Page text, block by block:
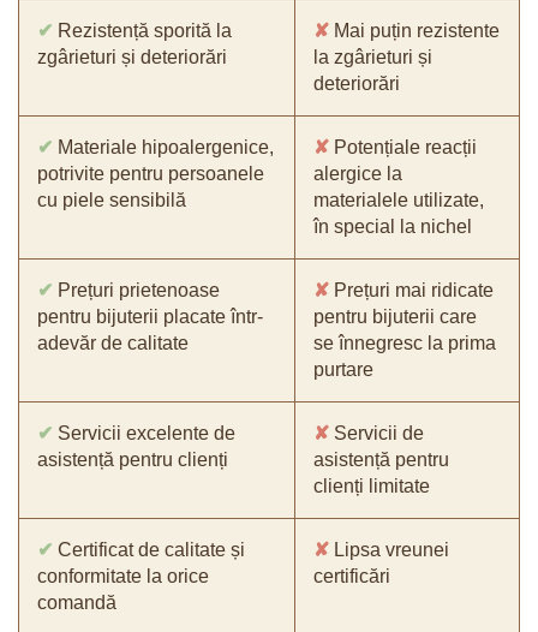
✔ Rezistență sporită la
zgârieturi și deteriorări
✘ Mai puțin rezistente
la zgârieturi și
deteriorări
✔ Materiale hipoalergenice,
potrivite pentru persoanele
cu piele sensibilă
✘ Potențiale reacții
alergice la
materialele utilizate,
în special la nichel
✔ Prețuri prietenoase
pentru bijuterii placate într-
adevăr de calitate
✘ Prețuri mai ridicate
pentru bijuterii care
se înnegresc la prima
purtare
✔ Servicii excelente de
asistență pentru clienți
✘ Servicii de
asistență pentru
clienți limitate
✔ Certificat de calitate și
conformitate la orice
comandă
✘ Lipsa vreunei
certificări